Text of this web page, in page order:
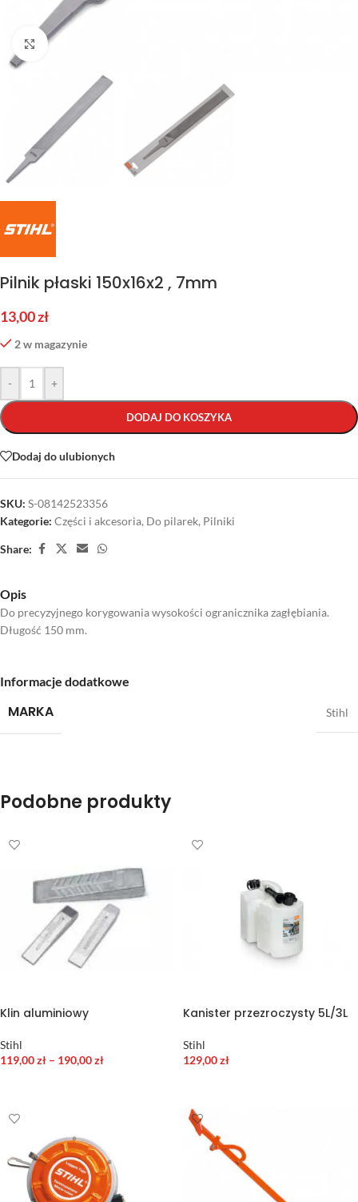
Kliknij aby powiększyć
Pilnik płaski 150x16x2 , 7mm
13,00zł
2 w magazynie
- +
DODAJ DO KOSZYKA
Dodaj do ulubionych
SKU: S-08142523356
Kategorie: Części i akcesoria, Do pilarek, Pilniki
Share:
Opis
Do precyzyjnego korygowania wysokości ogranicznika zagłębiania.
Długość 150 mm.
Informacje dodatkowe
MARKA Stihl
Podobne produkty
Klin aluminiowy
Stihl
119,00zł – 190,00zł
Kanister przezroczysty 5L/3L
Stihl
129,00zł